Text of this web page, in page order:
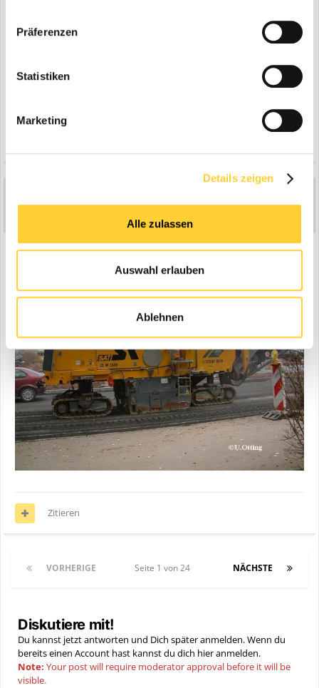
Präferenzen
Statistiken
Marketing
Details zeigen
Alle zulassen
Auswahl erlauben
Ablehnen
27. Dezember 2004
Bild5
Zitieren
VORHERIGE NÄCHSTE
Seite 1 von 24
Diskutiere mit!
Du kannst jetzt antworten und Dich später anmelden. Wenn du
bereits einen Account hast kannst du dich hieranmelden.
Note: Your post will require moderator approval before it will be
visible.